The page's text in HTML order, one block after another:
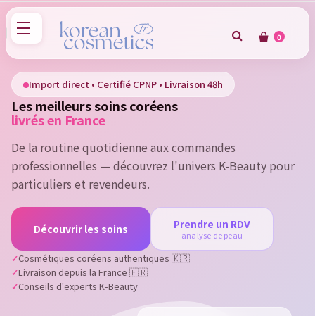
0
Import direct • Certifié CPNP • Livraison 48h
Les meilleurs soins coréens
livrés en France
De la routine quotidienne aux commandes
professionnelles — découvrez l'univers K-Beauty pour
particuliers et revendeurs.
Découvrir les soins Prendre un RDV
analyse de peau
Cosmétiques coréens authentiques 🇰🇷
Livraison depuis la France 🇫🇷
Conseils d'experts K-Beauty
Sign in
You need to be logged in to save products in your wish
list.
Cancel